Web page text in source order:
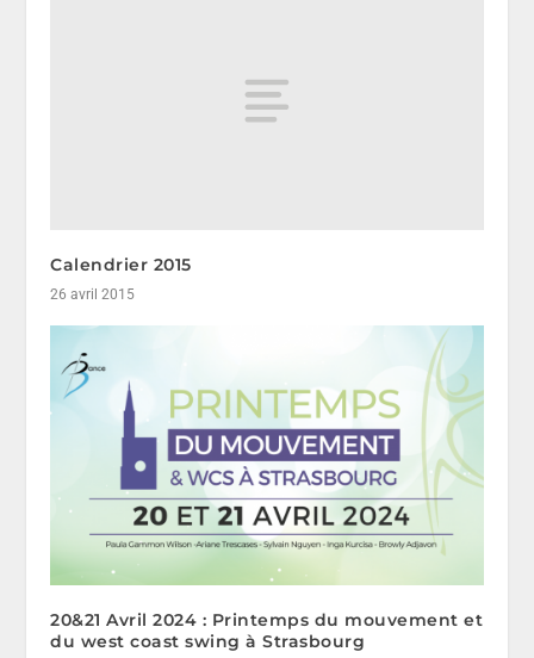
Calendrier 2015
26 avril 2015
20&21 Avril 2024 : Printemps du mouvement et
du west coast swing à Strasbourg